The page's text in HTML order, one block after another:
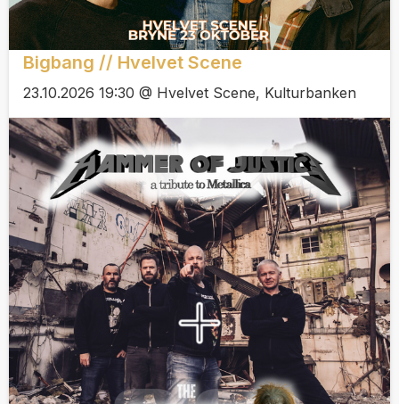
Bigbang // Hvelvet Scene
23.10.2026 19:30 @ Hvelvet Scene, Kulturbanken